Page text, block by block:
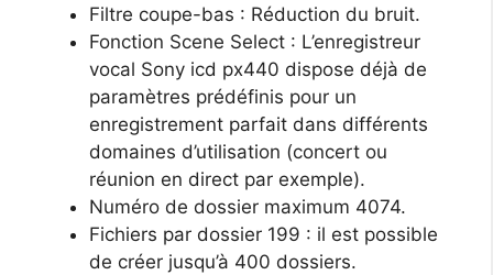
Filtre coupe-bas : Réduction du bruit.
Fonction Scene Select : L’enregistreur
vocal Sony icd px440 dispose déjà de
paramètres prédéfinis pour un
enregistrement parfait dans différents
domaines d’utilisation (concert ou
réunion en direct par exemple).
Numéro de dossier maximum 4074.
Fichiers par dossier 199 : il est possible
de créer jusqu’à 400 dossiers.